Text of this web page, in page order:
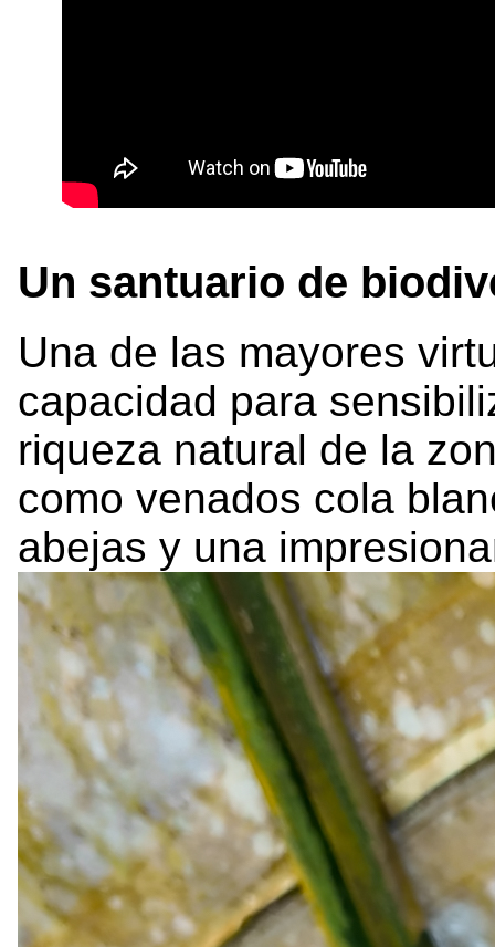
Un santuario de
Una de las mayores
capacidad para
riqueza natural de la
como venados cola
abejas y una